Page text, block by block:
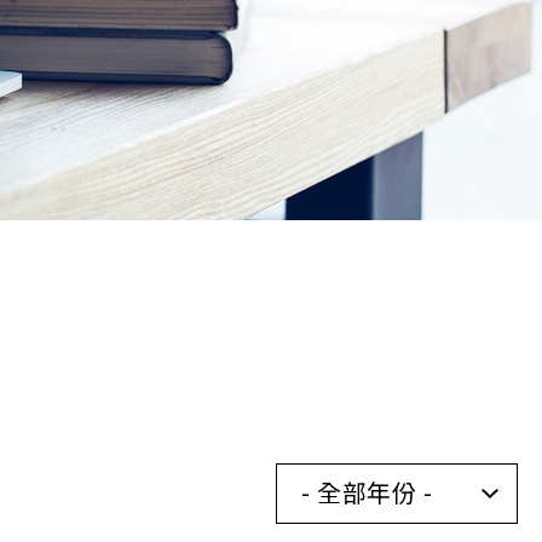
- 全部年份 -